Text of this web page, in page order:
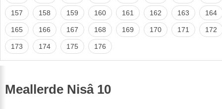
157 158 159 160 161 162 163 164
165 166 167 168 169 170 171 172
173 174 175 176
Meallerde Nisâ 10